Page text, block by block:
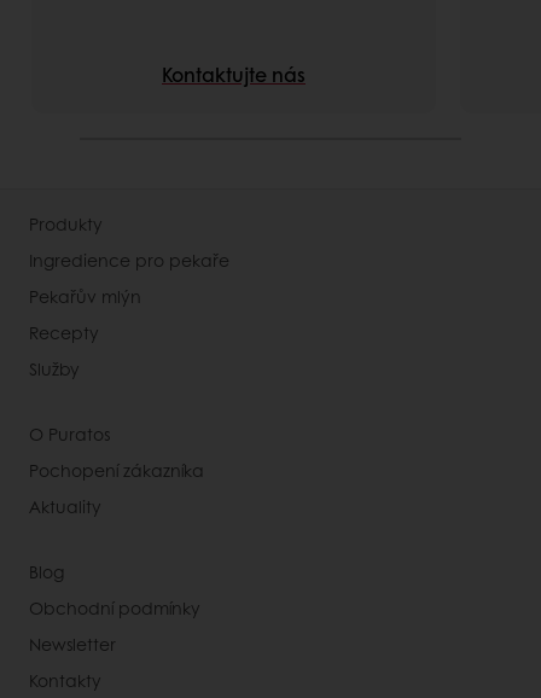
Kontaktujte nás
Produkty
Ingredience pro pekaře
Pekařův mlýn
Recepty
Služby
O Puratos
Pochopení zákazníka
Aktuality
Blog
Obchodní podmínky
Newsletter
Kontakty